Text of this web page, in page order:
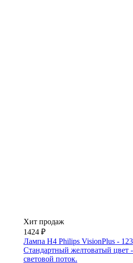
Хит продаж
1424 ₽
Лампа H4 Philips VisionPlus -
Стандартный желтоватый цвет
световой поток.